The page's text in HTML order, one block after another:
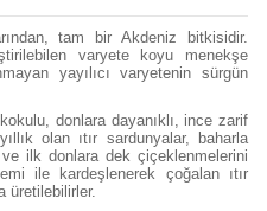
tam bir Akdeniz bitkisidir.
varyete koyu menekşe
yayılıcı varyetenin sürgün
donlara dayanıklı, ince zarif
olan ıtır sardunyalar, baharla
ilk donlara dek çiçeklenmelerini
ile kardeşlenerek çoğalan ıtır
üretilebilirler.